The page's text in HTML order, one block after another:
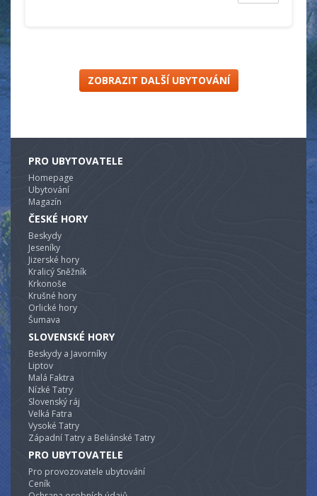
ZOBRAZIT DALŠÍ UBYTOVÁNÍ
PRO UBYTOVATELE
Homepage
Ubytování
Magazín
ČESKÉ HORY
Beskydy
Jeseníky
Jizerské hory
Kralicý Sněžník
Krkonoše
Krušné hory
Orlické hory
Šumava
SLOVENSKÉ HORY
Beskydy a Javorníky
Liptov
Malá Faktra
Nízké Tatry
Slovenský ráj
Velká Fatra
Vysoké Tatry
Západní Tatry a Beliánské Tatry
PRO UBYTOVATELE
Pro provozovatele ubytování
Ceník